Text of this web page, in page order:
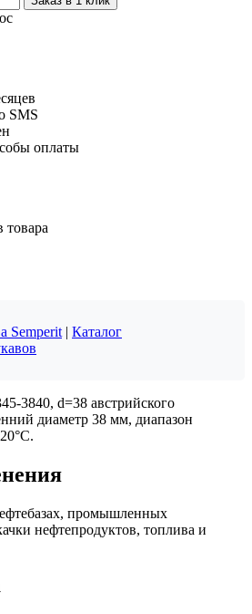
SMS
оплаты
товара
Semperit | Каталог
3840, d=38 австрийского
диаметр 38 мм, диапазон
промышленных
нефтепродуктов, топлива и